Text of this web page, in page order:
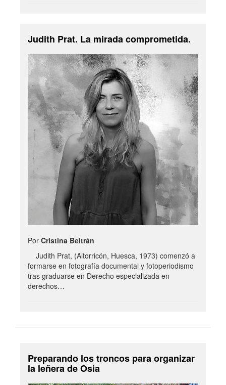
Judith Prat. La mirada comprometida.
Por Cristina Beltrán
Judith Prat, (Altorricón, Huesca, 1973) comenzó a
formarse en fotografía documental y fotoperiodismo
tras graduarse en Derecho especializada en
derechos…
Preparando los troncos para organizar
la leñera de Osia